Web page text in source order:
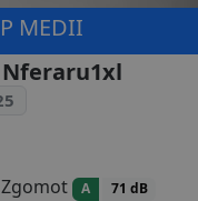
MEDII
Zgomot A 71 dB